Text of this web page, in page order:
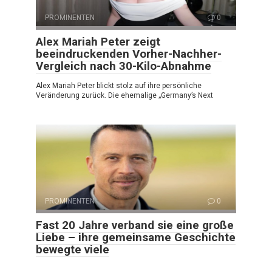
PROMINENTEN 0
Alex Mariah Peter zeigt
beeindruckenden Vorher-Nachher-
Vergleich nach 30-Kilo-Abnahme
Alex Mariah Peter blickt stolz auf ihre persönliche
Veränderung zurück. Die ehemalige „Germany’s Next
PROMINENTEN 0
Fast 20 Jahre verband sie eine große
Liebe – ihre gemeinsame Geschichte
bewegte viele